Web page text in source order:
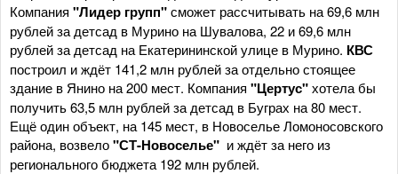
Компания "Лидер групп"сможет рассчитывать на 69,6 млн
рублей за детсад в Мурино на Шувалова, 22 и 69,6 млн
рублей за детсад на Екатерининской улице в Мурино. КВС
построил и ждёт 141,2 млн рублей за отдельно стоящее
здание в Янино на 200 мест. Компания "Цертус"хотела бы
получить 63,5 млн рублей за детсад в Буграх на 80 мест.
Ещё один объект, на 145 мест, в Новоселье Ломоносовского
района, возвело"СТ-Новоселье" и ждёт за него из
регионального бюджета 192 млн рублей.